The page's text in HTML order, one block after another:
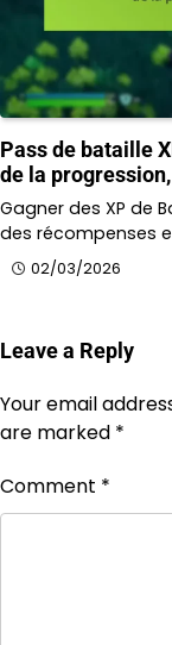
Pass de bataille
de la
Gagner des XP de
des récompenses
02/03/2026
Leave a Reply
Your email
are marked *
Comment *